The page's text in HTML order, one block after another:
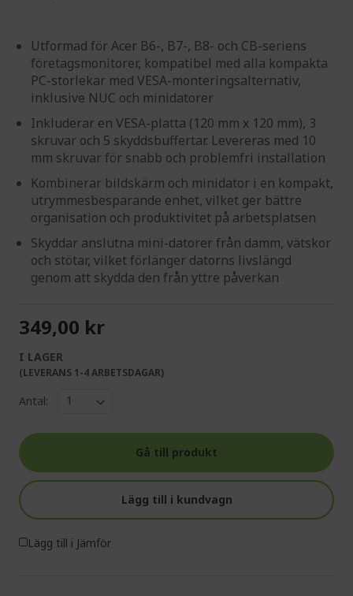
Utformad för Acer B6-, B7-, B8- och CB-seriens
företagsmonitorer, kompatibel med alla kompakta
PC-storlekar med VESA-monteringsalternativ,
inklusive NUC och minidatorer
Inkluderar en VESA-platta (120 mm x 120 mm), 3
skruvar och 5 skyddsbuffertar. Levereras med 10
mm skruvar för snabb och problemfri installation
Kombinerar bildskärm och minidator i en kompakt,
utrymmesbesparande enhet, vilket ger bättre
organisation och produktivitet på arbetsplatsen
Skyddar anslutna mini-datorer från damm, vätskor
och stötar, vilket förlänger datorns livslängd
genom att skydda den från yttre påverkan
349,00 kr
I LAGER
(LEVERANS 1-4 ARBETSDAGAR)
Antal:
Gå till produkt
Lägg till i kundvagn
Lägg till i Jämför